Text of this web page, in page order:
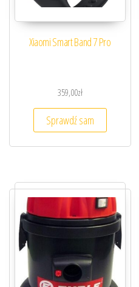
Xiaomi Smart Band 7 Pro
359,00zł
Sprawdź sam